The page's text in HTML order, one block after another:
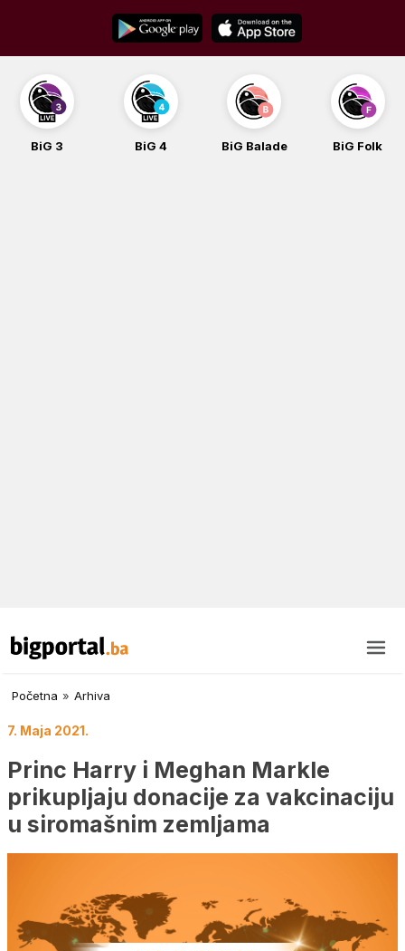
content
BiG 3 BiG 4 BiG Balade BiG Folk
Početna » Arhiva
7. Maja 2021.
Princ Harry i Meghan Markle
prikupljaju donacije za vakcinaciju
u siromašnim zemljama